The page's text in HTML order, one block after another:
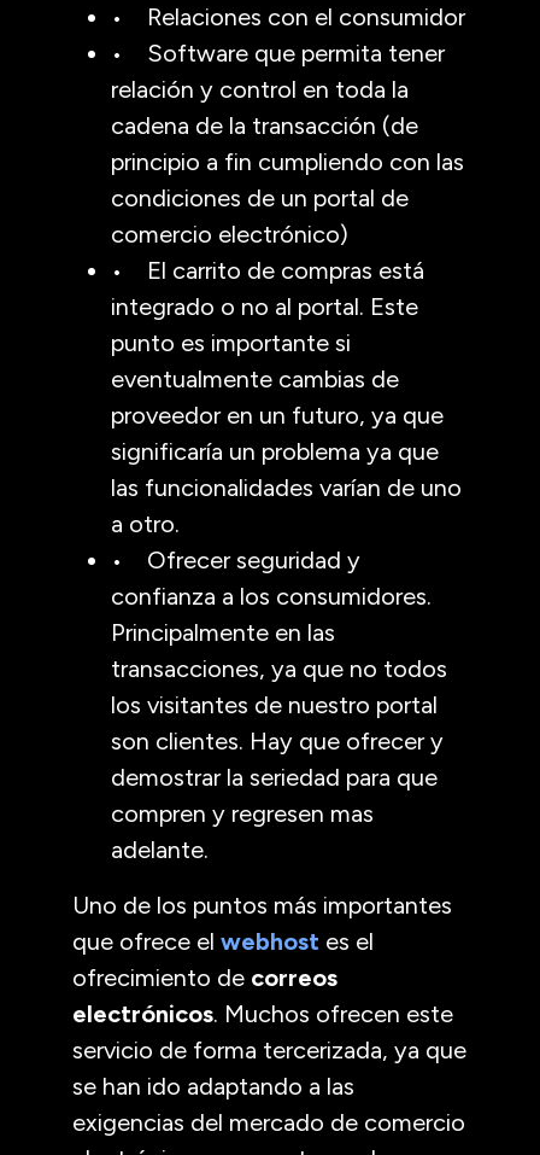
• Relaciones con el consumidor
• Software que permita tener
relación y control en toda la
cadena de la transacción (de
principio a fin cumpliendo con las
condiciones de un portal de
comercio electrónico)
• El carrito de compras está
integrado o no al portal. Este
punto es importante si
eventualmente cambias de
proveedor en un futuro, ya que
significaría un problema ya que
las funcionalidades varían de uno
a otro.
• Ofrecer seguridad y
confianza a los consumidores.
Principalmente en las
transacciones, ya que no todos
los visitantes de nuestro portal
son clientes. Hay que ofrecer y
demostrar la seriedad para que
compren y regresen mas
adelante.
Uno de los puntos más importantes
que ofrece el webhost es el
ofrecimiento de correos
electrónicos. Muchos ofrecen este
servicio de forma tercerizada, ya que
se han ido adaptando a las
exigencias del mercado de comercio